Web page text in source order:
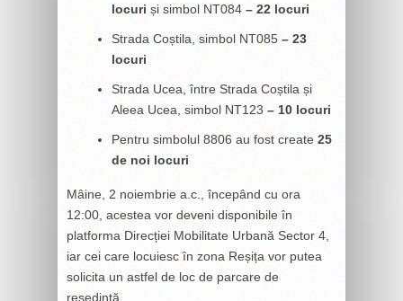
locuri și simbol NT084 – 22 locuri
Strada Coștila, simbol NT085 – 23
locuri
Strada Ucea, între Strada Coștila și
Aleea Ucea, simbol NT123 – 10 locuri
Pentru simbolul 8806 au fost create 25
de noi locuri
Mâine, 2 noiembrie a.c., începând cu ora
12:00, acestea vor deveni disponibile în
platforma Direcției Mobilitate Urbană Sector 4,
iar cei care locuiesc în zona Reșița vor putea
solicita un astfel de loc de parcare de
reședință.